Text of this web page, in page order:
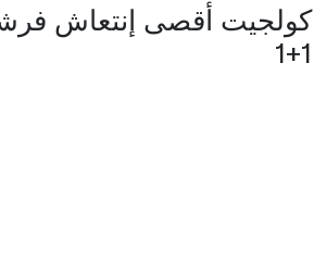
كولجيت أقصى إنتعاش
1+1